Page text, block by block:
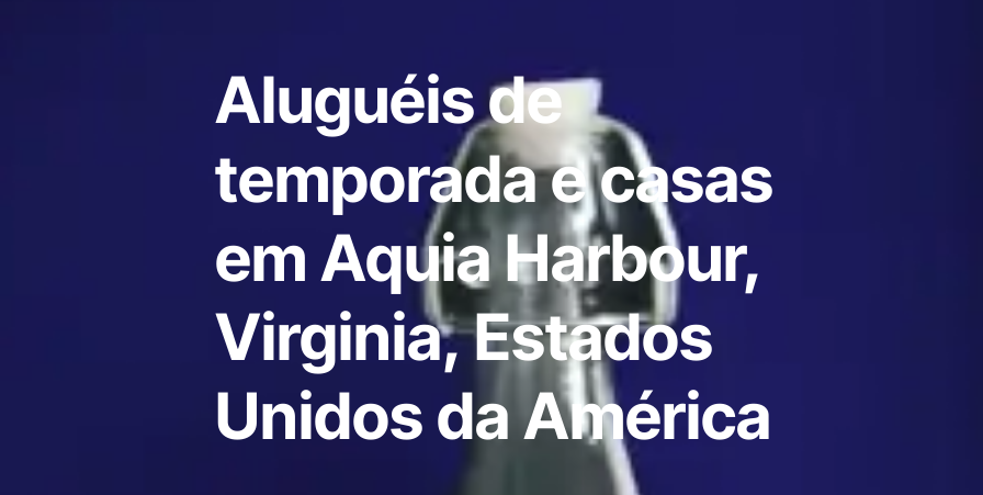
Aluguéis de
temporada e casas
em Aquia Harbour,
Virginia, Estados
Unidos da América